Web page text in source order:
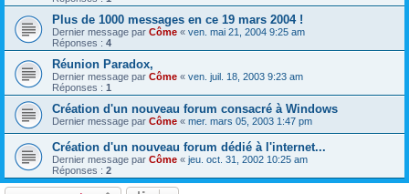
Plus de 1000 messages en ce 19 mars 2004 !
Dernier message par Côme « ven. mai 21, 2004 9:25 am
Réponses : 4
Réunion Paradox,
Dernier message par Côme « ven. juil. 18, 2003 9:23 am
Réponses : 1
Création d'un nouveau forum consacré à Windows
Dernier message par Côme « mer. mars 05, 2003 1:47 pm
Création d'un nouveau forum dédié à l'internet...
Dernier message par Côme « jeu. oct. 31, 2002 10:25 am
Réponses : 2